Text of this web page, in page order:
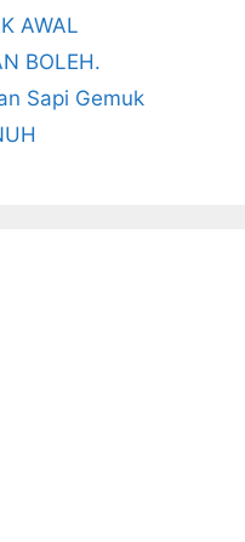
AWAL
BOLEH.
Sapi Gemuk